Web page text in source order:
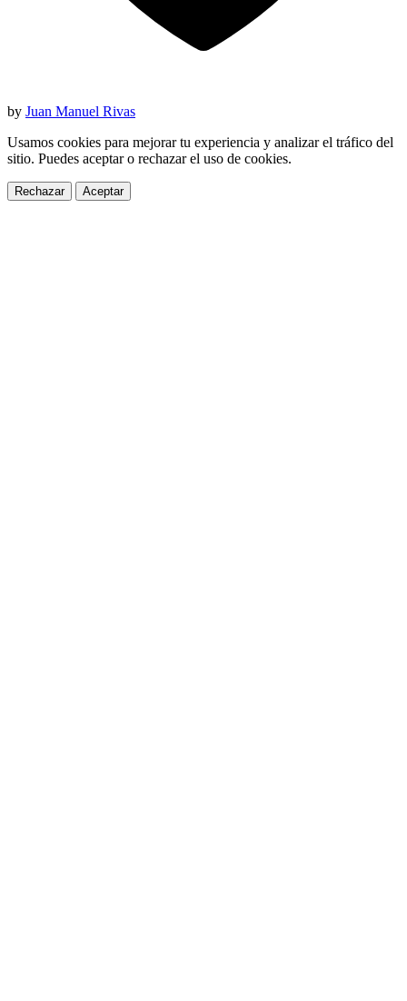
by Juan Manuel Rivas
Usamos cookies para mejorar tu experiencia y analizar el tráfico del
sitio. Puedes aceptar o rechazar el uso de cookies.
Rechazar Aceptar